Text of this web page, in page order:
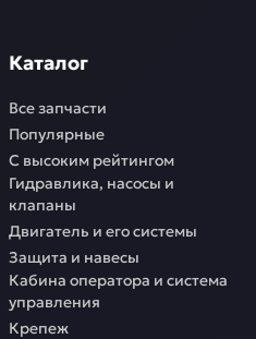
Каталог
Все запчасти
Популярные
С высоким рейтингом
Гидравлика, насосы и
клапаны
Двигатель и его системы
Защита и навесы
Кабина оператора и система
управления
Крепеж